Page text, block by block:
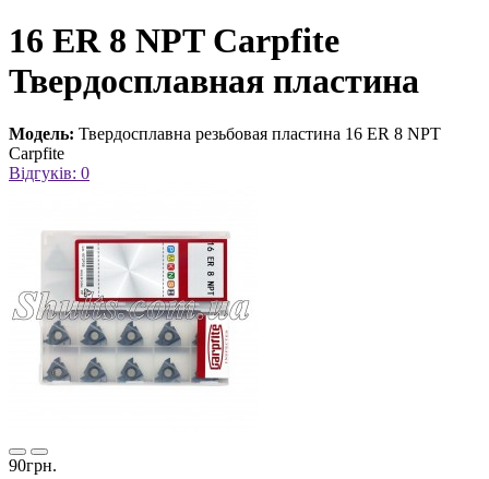
16 ER 8 NPT Carpfite
Твердосплавная пластина
Модель: Твердосплавна резьбовая пластина 16 ER 8 NPT
Carpfite
Відгуків: 0
90грн.